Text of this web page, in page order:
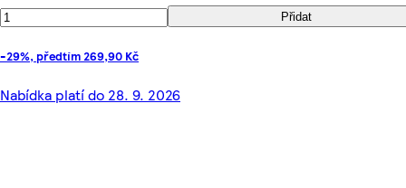
Přidat
-29%, předtím 269,90 Kč
Nabídka platí do 28. 9. 2026